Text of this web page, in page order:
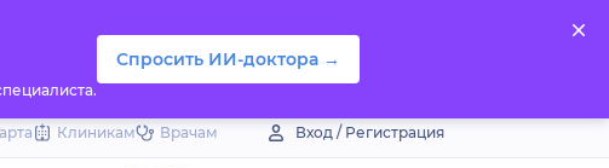
Спросить ИИ-доктора →
Клиникам Врачам Вход / Регистрация